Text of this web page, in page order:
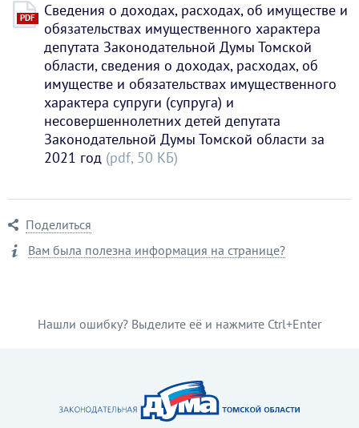
PDF
Сведения о доходах, расходах, об имуществе и
обязательствах имущественного характера
депутата Законодательной Думы Томской
области, сведения о доходах, расходах, об
имуществе и обязательствах имущественного
характера супруги (супруга) и
несовершеннолетних детей депутата
Законодательной Думы Томской области за
2021 год (pdf, 50 KБ)
Поделиться
Вам была полезна информация на странице?
Нашли ошибку? Выделите её и нажмите Ctrl+Enter